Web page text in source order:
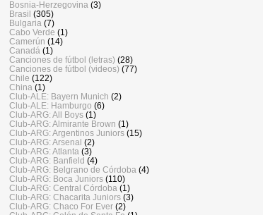
Bosnia-Herzegovina (3)
Brasil (305)
Bulgaria (7)
Cabo Verde (1)
Camerún (14)
Canadá (1)
Canciones de fútbol (letras) (28)
Canciones de fútbol (videos) (77)
Chile (122)
China (1)
Club-ALE: Bayern Munich (2)
Club-ALE: Hamburgo (6)
Club-ARG: All Boys (1)
Club-ARG: Almirante Brown (1)
Club-ARG: Argentinos Juniors (15)
Club-ARG: Arsenal (2)
Club-ARG: Atlanta (3)
Club-ARG: Banfield (4)
Club-ARG: Belgrano de Córdoba (4)
Club-ARG: Boca Juniors (110)
Club-ARG: Central Córdoba (1)
Club-ARG: Chacarita Juniors (3)
Club-ARG: Chaco For Ever (2)